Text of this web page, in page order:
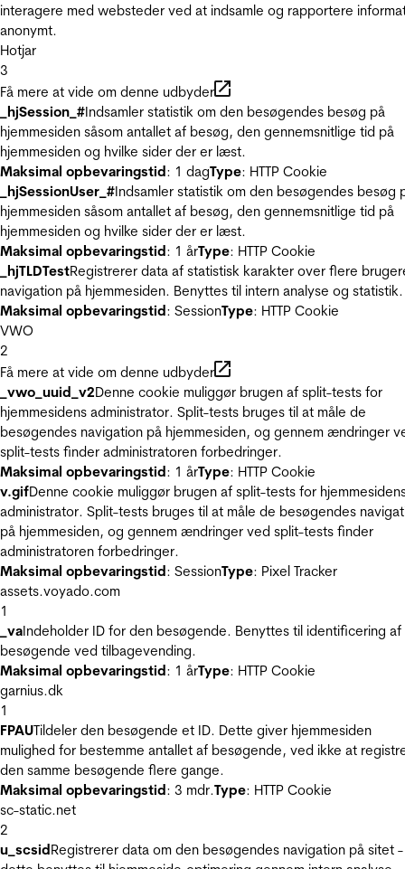
interagere med websteder ved at indsamle og rapportere
anonymt.
Hotjar
3
Få mere at vide om denne udbyder
_hjSession_#Indsamler statistik om den besøgendes besøg på
hjemmesiden såsom antallet af besøg, den gennemsnitlige tid på
hjemmesiden og hvilke sider der er læst.
Maksimal opbevaringstid: 1 dagType: HTTP Cookie
_hjSessionUser_#Indsamler statistik om den besøgendes besøg
hjemmesiden såsom antallet af besøg, den gennemsnitlige tid på
hjemmesiden og hvilke sider der er læst.
Maksimal opbevaringstid: 1 årType: HTTP Cookie
_hjTLDTestRegistrerer data af statistisk karakter over flere
navigation på hjemmesiden. Benyttes til intern analyse og statistik.
Maksimal opbevaringstid: SessionType: HTTP Cookie
VWO
2
Få mere at vide om denne udbyder
_vwo_uuid_v2Denne cookie muliggør brugen af split-tests for
hjemmesidens administrator. Split-tests bruges til at måle de
besøgendes navigation på hjemmesiden, og gennem ændringer
split-tests finder administratoren forbedringer.
Maksimal opbevaringstid: 1 årType: HTTP Cookie
v.gifDenne cookie muliggør brugen af split-tests for
administrator. Split-tests bruges til at måle de besøgendes
på hjemmesiden, og gennem ændringer ved split-tests finder
administratoren forbedringer.
Maksimal opbevaringstid: SessionType: Pixel Tracker
assets.voyado.com
1
_vaIndeholder ID for den besøgende. Benyttes til identificering af
besøgende ved tilbagevending.
Maksimal opbevaringstid: 1 årType: HTTP Cookie
garnius.dk
1
FPAUTildeler den besøgende et ID. Dette giver hjemmesiden
mulighed for bestemme antallet af besøgende, ved ikke at
den samme besøgende flere gange.
Maksimal opbevaringstid: 3 mdr.Type: HTTP Cookie
sc-static.net
2
u_scsidRegistrerer data om den besøgendes navigation på sitet -